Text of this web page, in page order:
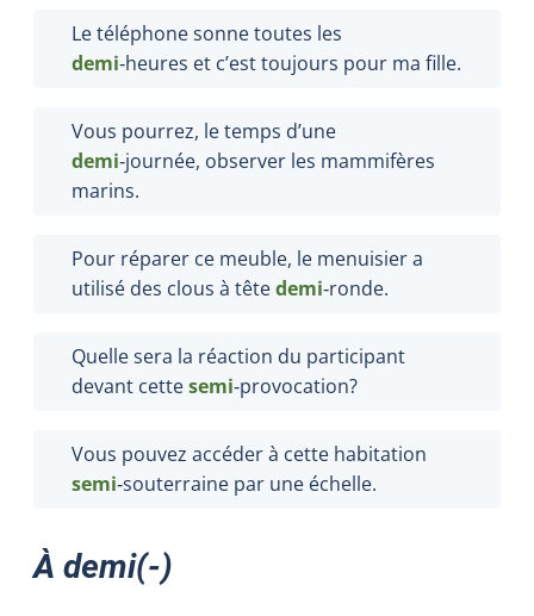
Le téléphone sonne toutes les
demi‑heures et c’est toujours pour ma fille.
Vous pourrez, le temps d’une
demi‑journée, observer les mammifères
marins.
Pour réparer ce meuble, le menuisier a
utilisé des clous à têtedemi‑ronde.
Quelle sera la réaction du participant
devant cettesemi‑provocation?
Vous pouvez accéder à cette habitation
semi‑souterraine par une échelle.
À demi(-)